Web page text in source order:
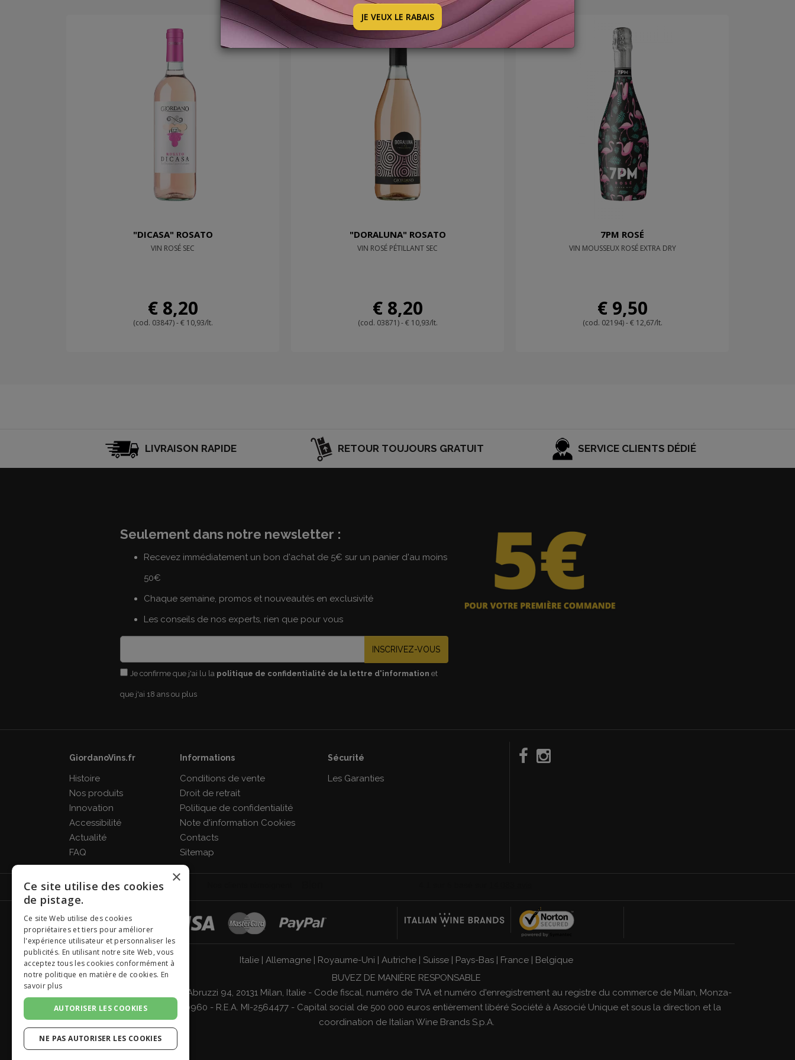
"DICASA" ROSATO
VIN ROSÉ SEC
€ 8,20
(cod. 03847) - € 10,93/lt.
"DORALUNA" ROSATO
VIN ROSÉ PÉTILLANT SEC
€ 8,20
(cod. 03871) - € 10,93/lt.
7PM ROSÉ
VIN MOUSSEUX ROSÉ EXTRA DRY
€ 9,50
(cod. 02194) - € 12,67/lt.
LIVRAISON RAPIDE RETOUR TOUJOURS GRATUIT SERVICE CLIENTS DÉDIÉ
Seulement dans notre newsletter :
Recevez immédiatement un bon d'achat de 5€ sur un panier d'au moins
50€
Chaque semaine, promos et nouveautés en exclusivité
Les conseils de nos experts, rien que pour vous
INSCRIVEZ-VOUS
Je confirme que j'ai lu la politique de confidentialité de la lettre d'information et
que j'ai 18 ans ou plus
GiordanoVins.fr
Histoire
Nos produits
Innovation
Accessibilité
Actualité
FAQ
Informations
Conditions de vente
Droit de retrait
Politique de confidentialité
Note d'information Cookies
Contacts
Sitemap
Sécurité
Les Garanties
Italie | Allemagne | Royaume-Uni | Autriche | Suisse | Pays-Bas | France | Belgique
BUVEZ DE MANIÈRE RESPONSABLE
Giordano Vini S.p.A. Viale Abruzzi 94, 20131 Milan, Italie - Code fiscal, numéro de TVA et numéro d'enregistrement au registre du commerce de Milan, Monza-
Brianza, Lodi 04642870960 - R.E.A. MI-2564477 - Capital social de 500 000 euros entièrement libéré Société à Associé Unique et sous la direction et la
coordination de Italian Wine Brands S.p.A.
JE VEUX LE RABAIS
×
Ce site utilise des cookies
de pistage.
Ce site Web utilise des cookies
propriétaires et tiers pour améliorer
l'expérience utilisateur et personnaliser les
publicités. En utilisant notre site Web, vous
acceptez tous les cookies conformément à
notre politique en matière de cookies. En
savoir plus
AUTORISER LES COOKIES
NE PAS AUTORISER LES COOKIES